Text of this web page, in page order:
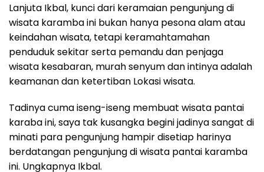
Lanjuta Ikbal, kunci dari keramaian pengunjung di
wisata karamba ini bukan hanya pesona alam atau
keindahan wisata, tetapi keramahtamahan
penduduk sekitar serta pemandu dan penjaga
wisata kesabaran, murah senyum dan intinya adalah
keamanan dan ketertiban Lokasi wisata.
Tadinya cuma iseng-iseng membuat wisata pantai
karaba ini, saya tak kusangka begini jadinya sangat di
minati para pengunjung hampir disetiap harinya
berdatangan pengunjung di wisata pantai karamba
ini. Ungkapnya Ikbal.